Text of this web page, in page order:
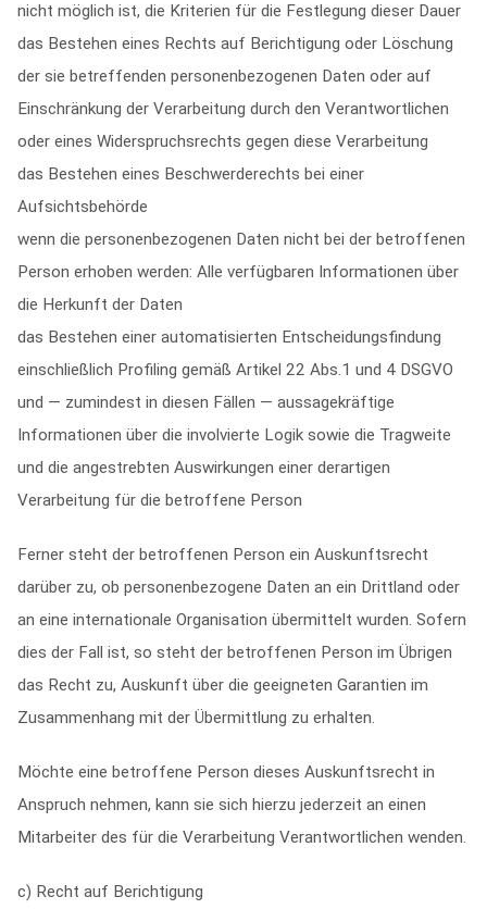
nicht möglich ist, die Kriterien für die Festlegung dieser Dauer
das Bestehen eines Rechts auf Berichtigung oder Löschung
der sie betreffenden personenbezogenen Daten oder auf
Einschränkung der Verarbeitung durch den Verantwortlichen
oder eines Widerspruchsrechts gegen diese Verarbeitung
das Bestehen eines Beschwerderechts bei einer
Aufsichtsbehörde
wenn die personenbezogenen Daten nicht bei der betroffenen
Person erhoben werden: Alle verfügbaren Informationen über
die Herkunft der Daten
das Bestehen einer automatisierten Entscheidungsfindung
einschließlich Profiling gemäß Artikel 22 Abs.1 und 4 DSGVO
und — zumindest in diesen Fällen — aussagekräftige
Informationen über die involvierte Logik sowie die Tragweite
und die angestrebten Auswirkungen einer derartigen
Verarbeitung für die betroffene Person
Ferner steht der betroffenen Person ein Auskunftsrecht
darüber zu, ob personenbezogene Daten an ein Drittland oder
an eine internationale Organisation übermittelt wurden. Sofern
dies der Fall ist, so steht der betroffenen Person im Übrigen
das Recht zu, Auskunft über die geeigneten Garantien im
Zusammenhang mit der Übermittlung zu erhalten.
Möchte eine betroffene Person dieses Auskunftsrecht in
Anspruch nehmen, kann sie sich hierzu jederzeit an einen
Mitarbeiter des für die Verarbeitung Verantwortlichen wenden.
c) Recht auf Berichtigung